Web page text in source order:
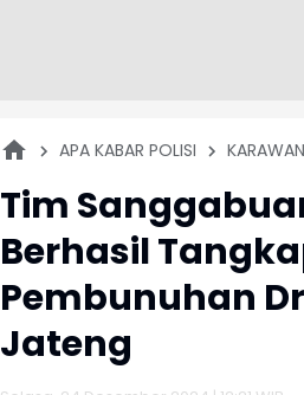
APA KABAR POLISI
Tim
Berhasil
Pembunuhan
Jateng